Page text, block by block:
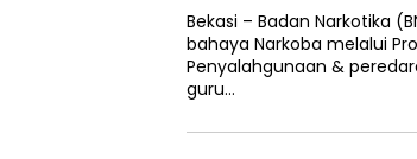
Bekasi – Badan Narkotika
bahaya Narkoba melalui
Penyalahgunaan &
guru…